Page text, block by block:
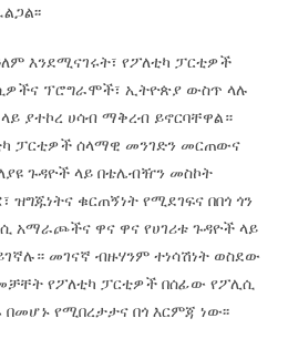
እንደሚናገሩት፣ የፖለቲካ ፓርቲዎች
ፕሮግራሞች፣ ኢትዮጵያ ውስጥ ላሉ
ያተኮረ ሀሳብ ማቅረብ ይኖርባቸዋል።
ፓርቲዎች ሰላማዊ መንገድን መርጠውና
ጉዳዮች ላይ በቴሌብዥን መስኮት
ዝግጁነትና ቁርጠኝነት የሚደገፍና በበጎ ጎን
አማራጮችና ዋና ዋና የሀገሪቱ ጉዳዮች ላይ
መገናኛ ብዙሃንም ተነሳሽነት ወስደው
የፖለቲካ ፓርቲዎች በሰፊው የፖሊሲ
የሚበረታታና በጎ እርምጃ ነው፡፡